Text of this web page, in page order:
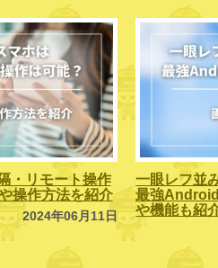
・リモート操作
操作方法を紹介
2024年06月11日
一眼レフ並
最強
や機能も紹